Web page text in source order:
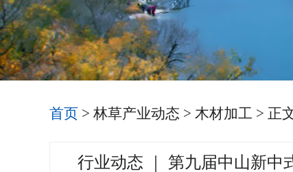
首页 > 林草产业动态 > 木材加工 > 正
行业动态 ｜ 第九届中山新中